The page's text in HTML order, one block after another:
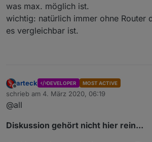
was max. möglich ist.
wichtig: natürlich immer ohne Router
es vergleichbar ist.
Offline
arteck DEVELOPER MOST ACTIVE
schrieb am 4. März 2020, 06:19
zuletzt editiert von
@all
Diskussion gehört nicht hier rein...